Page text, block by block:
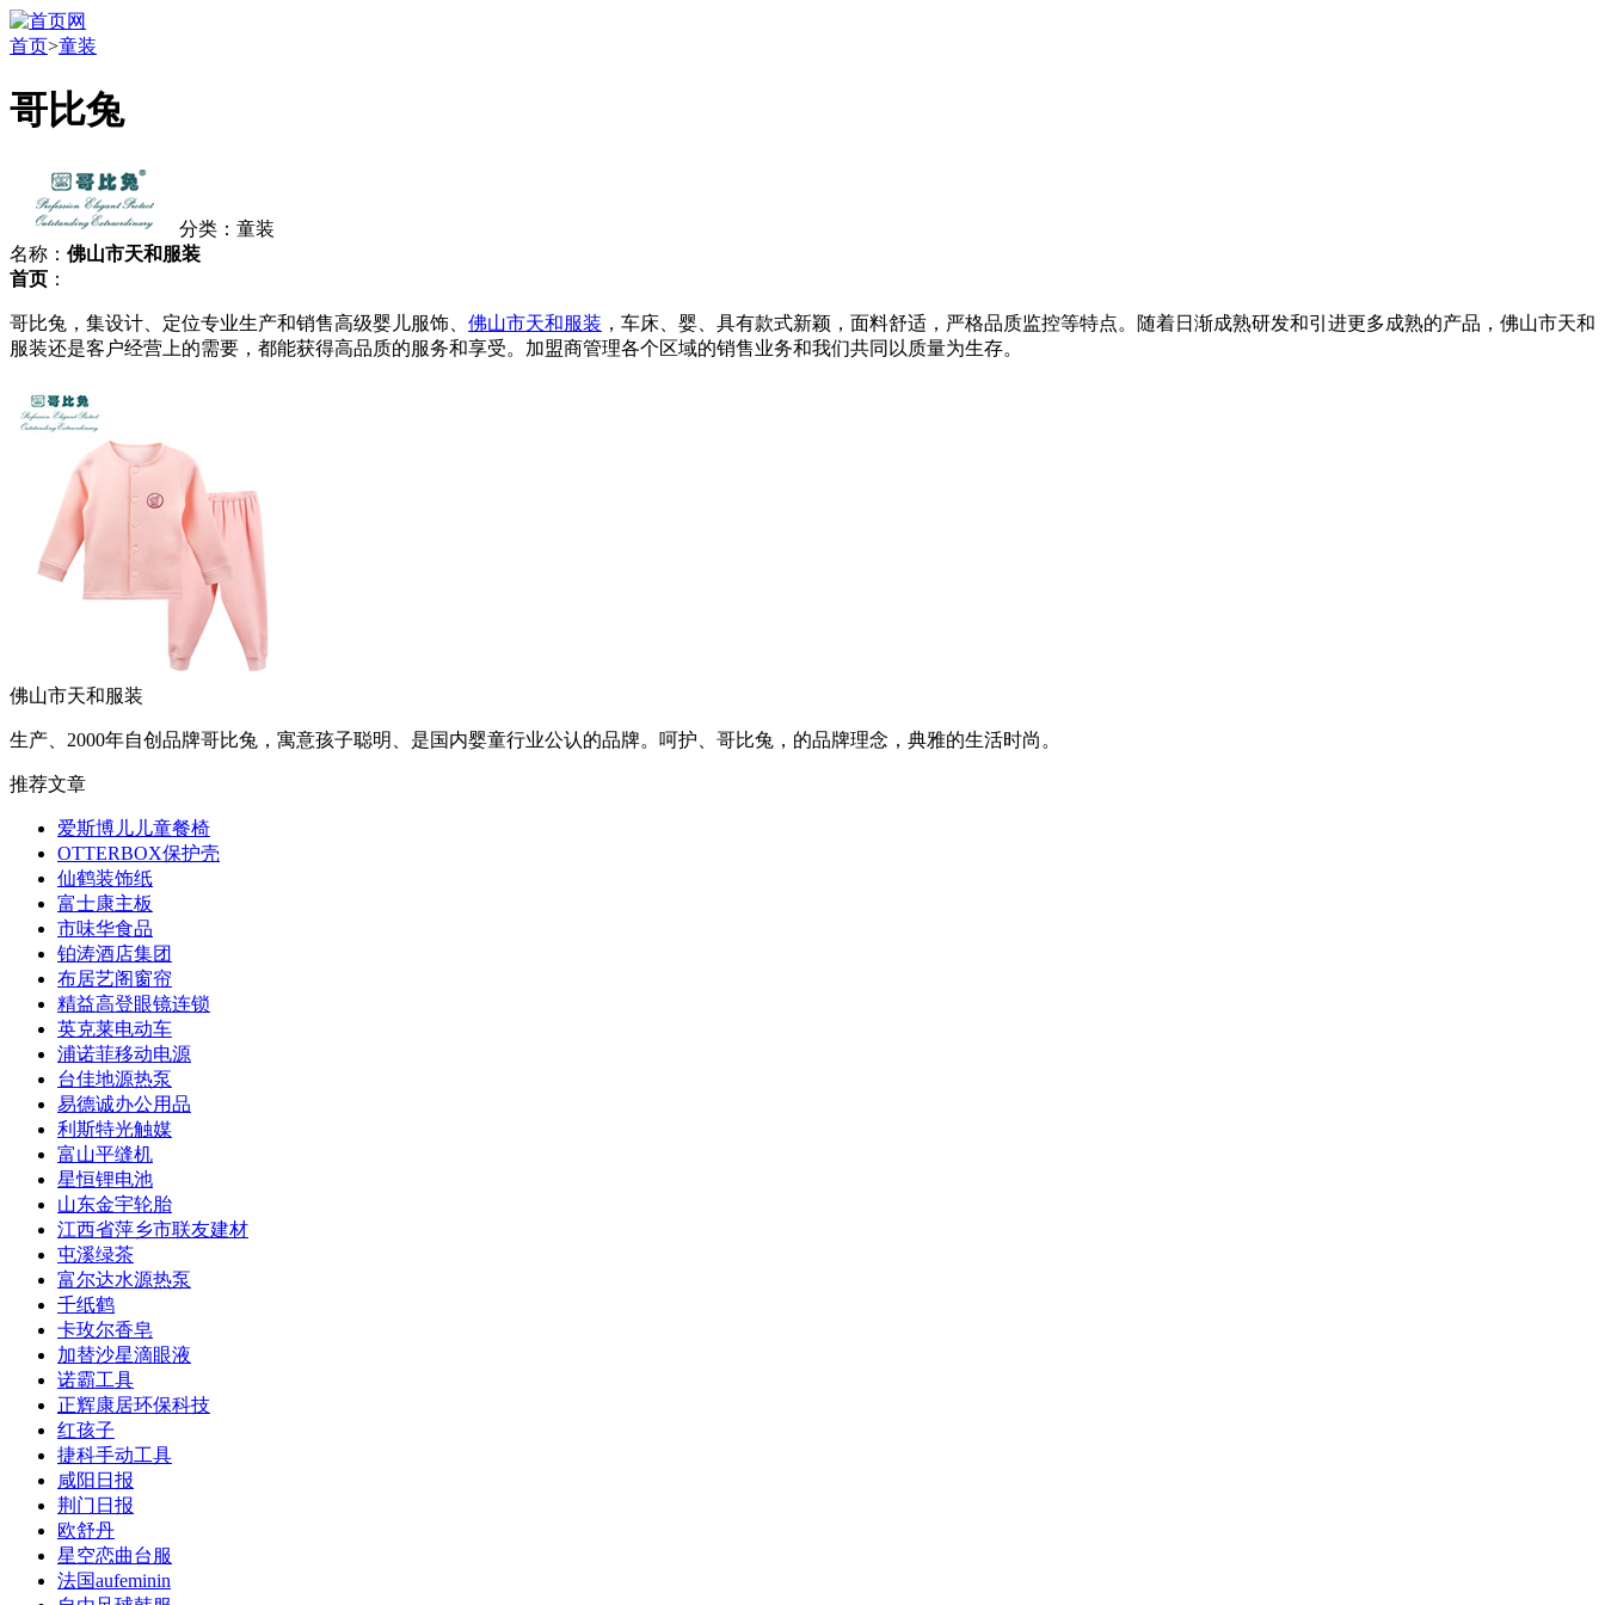
首页>童装
哥比兔
分类：童装
名称： 佛山市天和服装
首页 ：
哥比兔，集设计、定位专业生产和销售高级婴儿服饰、 佛山市天和服装 ，车床、婴、具有款式新颖，面料舒适，严格品质监控等特点。随着日渐成熟研发和引进更多成熟的产品，佛山市天和
服装还是客户经营上的需要，都能获得高品质的服务和享受。加盟商管理各个区域的销售业务和我们共同以质量为生存。
佛山市天和服装
生产、2000年自创品牌哥比兔，寓意孩子聪明、是国内婴童行业公认的品牌。呵护、哥比兔，的品牌理念，典雅的生活时尚。
推荐文章
爱斯博儿儿童餐椅
OTTERBOX保护壳
仙鹤装饰纸
富士康主板
市味华食品
铂涛酒店集团
布居艺阁窗帘
精益高登眼镜连锁
英克莱电动车
浦诺菲移动电源
台佳地源热泵
易德诚办公用品
利斯特光触媒
富山平缝机
星恒锂电池
山东金宇轮胎
江西省萍乡市联友建材
屯溪绿茶
富尔达水源热泵
千纸鹤
卡玫尔香皂
加替沙星滴眼液
诺霸工具
正辉康居环保科技
红孩子
捷科手动工具
咸阳日报
荆门日报
欧舒丹
星空恋曲台服
法国aufeminin